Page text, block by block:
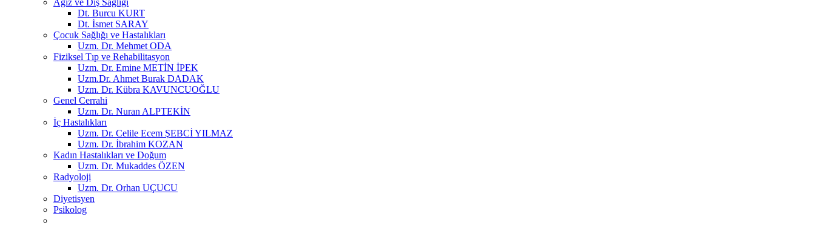
Dt. Burcu KURT
Dt. İsmet SARAY
Çocuk Sağlığı ve Hastalıkları
Uzm. Dr. Mehmet ODA
Fiziksel Tıp ve Rehabilitasyon
Uzm. Dr. Emine METİN İPEK
Uzm.Dr. Ahmet Burak DADAK
Uzm. Dr. Kübra KAVUNCUOĞLU
Genel Cerrahi
Uzm. Dr. Nuran ALPTEKİN
İç Hastalıkları
Uzm. Dr. Celile Ecem ŞEBCİ YILMAZ
Uzm. Dr. İbrahim KOZAN
Kadın Hastalıkları ve Doğum
Uzm. Dr. Mukaddes ÖZEN
Radyoloji
Uzm. Dr. Orhan UÇUCU
Diyetisyen
Psikolog